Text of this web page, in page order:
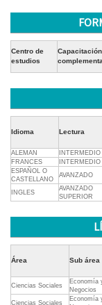
Centro de
estudios
Capacitación
Idioma Lectura
ALEMAN INTERMEDIO
FRANCES
INTERMEDIO
ESPAÑOL O
CASTELLANO
AVANZADO
INGLES
AVANZADO
SUPERIOR
Área Sub área
Ciencias Sociales
Economía
Negocios
Ciencias Sociales
Economía